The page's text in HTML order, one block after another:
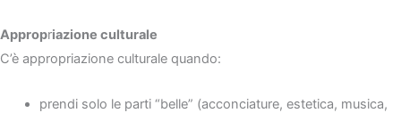
Appropriazione culturale
C’è appropriazione culturale quando:
prendi solo le parti “belle” (acconciature, estetica, musica,